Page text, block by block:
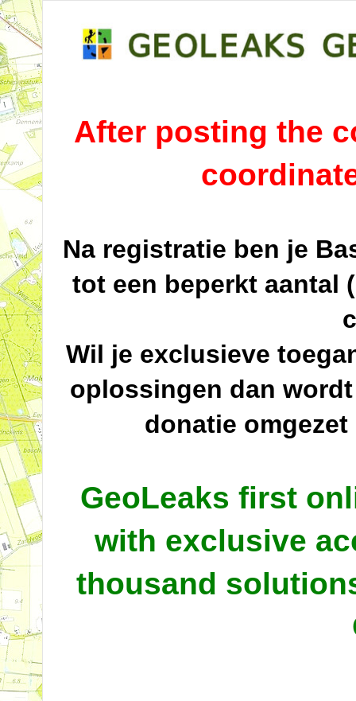
After posting the
Na registratie ben je
tot een beperkt aantal
Wil je exclusieve
oplossingen dan
donatie omgezet
GeoLeaks first
with exclusive
thousand